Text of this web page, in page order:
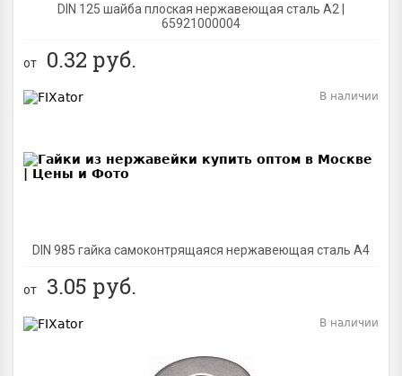
DIN 125 шайба плоская нержавеющая сталь A2 |
65921000004
от 0.32 руб.
DIN 985 гайка самоконтрящаяся нержавеющая сталь A4
В наличии
от 3.05 руб.
В наличии